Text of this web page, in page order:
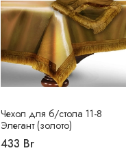
Чехол для б/стола 11-8
Элегант (золото)
433 Br